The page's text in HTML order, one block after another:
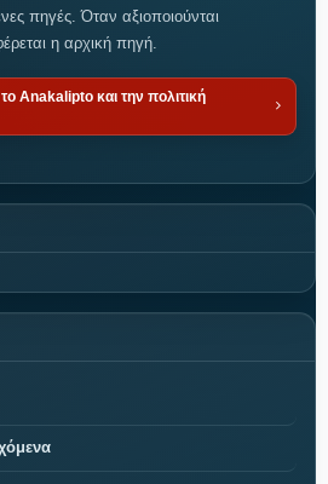
πηγές. Όταν αξιοποιούνται
η αρχική πηγή.
Anakalipto και την πολιτική